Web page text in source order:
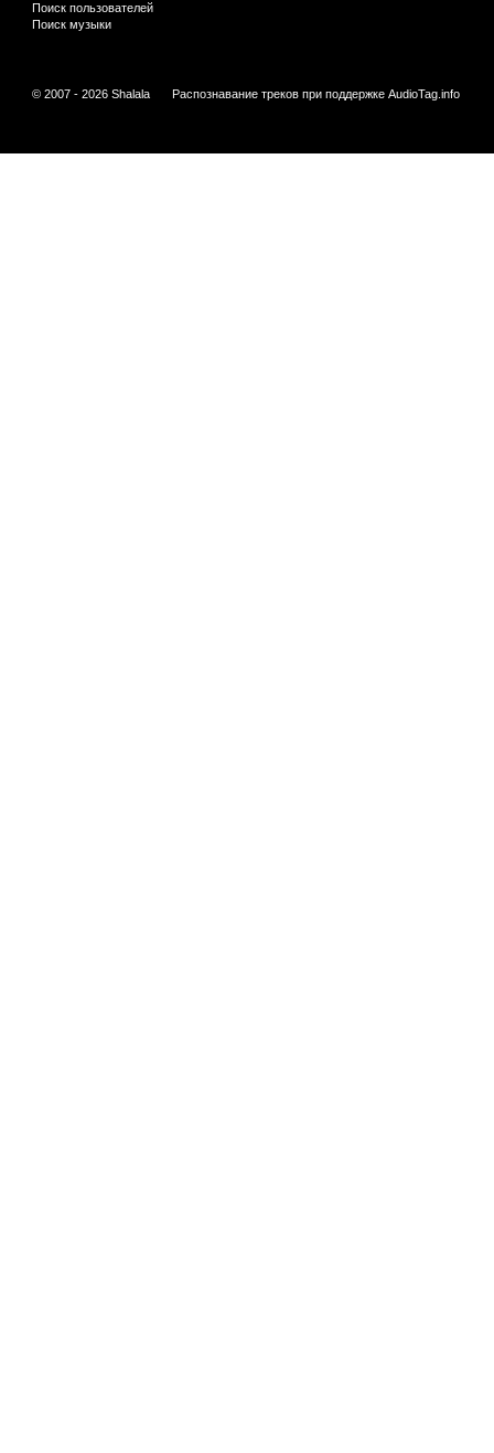
Поиск пользователей
Поиск музыки
© 2007 - 2026 Shalala Распознавание треков при поддержке AudioTag.info